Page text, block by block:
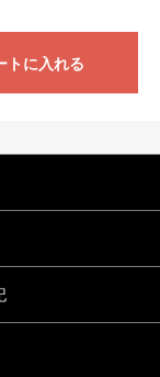
トに入れる